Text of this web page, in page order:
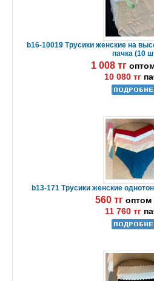
b16-10019 Трусики женские на
пачка (10
1 008 тг
10 080 тг
b13-171 Трусики женские
560 тг оптом
11 760 тг